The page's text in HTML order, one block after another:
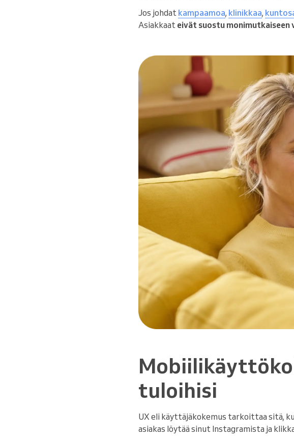
Jos johdat kampaamoa, klinikkaa,
Asiakkaat eivät suostu monimutkaiseen
tuloihisi
UX eli käyttäjäkokemus tarkoittaa sitä,
asiakas löytää sinut Instagramista ja